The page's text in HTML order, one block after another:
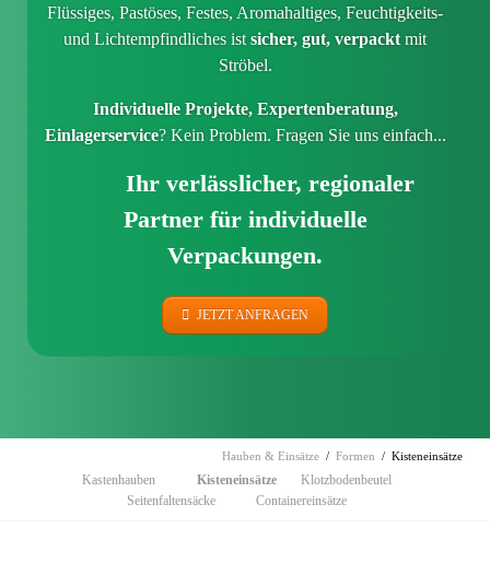
Flüssiges, Pastöses, Festes, Aromahaltiges, Feuchtigkeits-
und Lichtempfindliches ist sicher, gut, verpackt mit
Ströbel.
Individuelle Projekte, Expertenberatung,
Einlagerservice? Kein Problem. Fragen Sie uns einfach...
Ihr verlässlicher, regionaler
Partner für individuelle
Verpackungen.
JETZT ANFRAGEN
Hauben & Einsätze Formen Kisteneinsätze
Navigation
überspringen
Kastenhauben Kisteneinsätze
Klotzbodenbeutel
Seitenfaltensäcke
Containereinsätze